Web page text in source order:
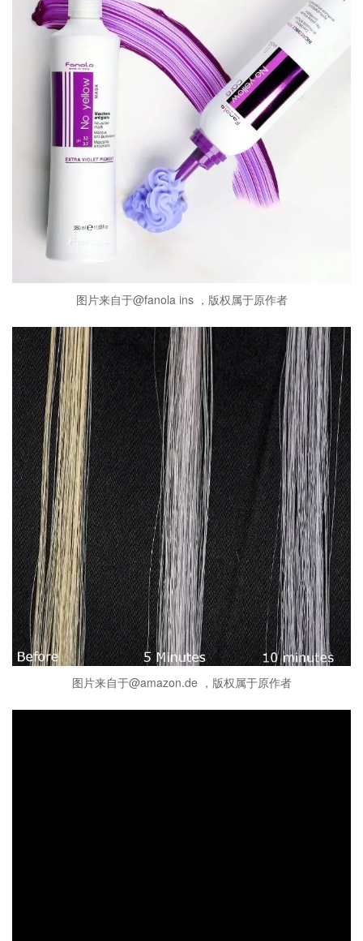
图片来自于@fanola ins ，版权属于原作者
图片来自于@amazon.de ，版权属于原作者